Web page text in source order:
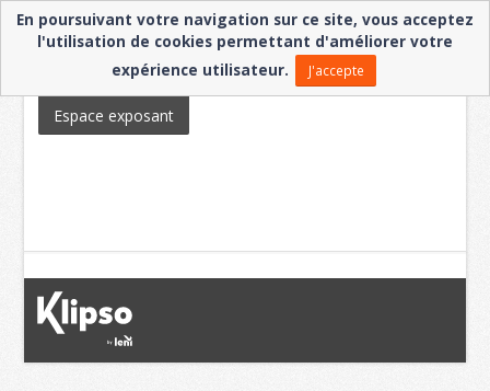
Espace visiteur
Inscription Visiteur
Espace exposant
En poursuivant votre navigation sur ce site, vous acceptez
l'utilisation de cookies permettant d'améliorer votre
expérience utilisateur.
J'accepte